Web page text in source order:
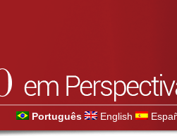
Português English